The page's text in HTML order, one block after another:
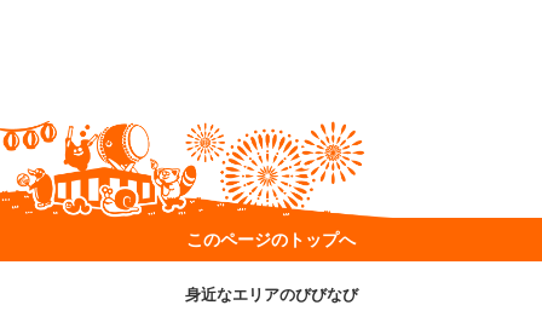
このページのトップへ
身近なエリアのびびなび